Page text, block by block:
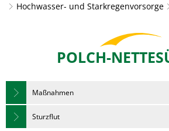
Hochwasser- und Starkregenvorsorge
POLCH-
Maßnahmen
Sturzflut